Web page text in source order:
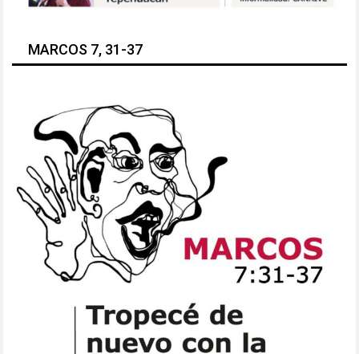
MARCOS 7, 31-37